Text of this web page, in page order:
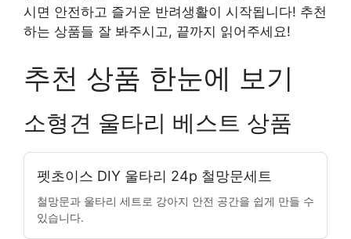
시면 안전하고 즐거운 반려생활이 시작됩니다! 추천
하는 상품들 잘 봐주시고, 끝까지 읽어주세요!
추천 상품 한눈에 보기
소형견 울타리 베스트 상품
펫초이스 DIY 울타리 24p 철망문세트
철망문과 울타리 세트로 강아지 안전 공간을 쉽게 만들 수
있습니다.